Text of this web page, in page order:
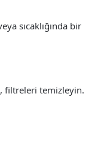
sıcaklığında bir
filtreleri temizleyin.